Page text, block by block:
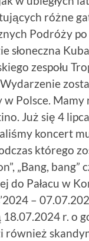
różne
Podróży
słoneczna
zespołu
Polsce.
Już się 4
koncert
którego
„Bang,
do Pałacu w
–
r. o
również